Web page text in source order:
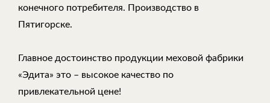
конечного потребителя. Производство в
Пятигорске.
Главное достоинство продукции меховой фабрики
«Эдита» это – высокое качество по
привлекательной цене!